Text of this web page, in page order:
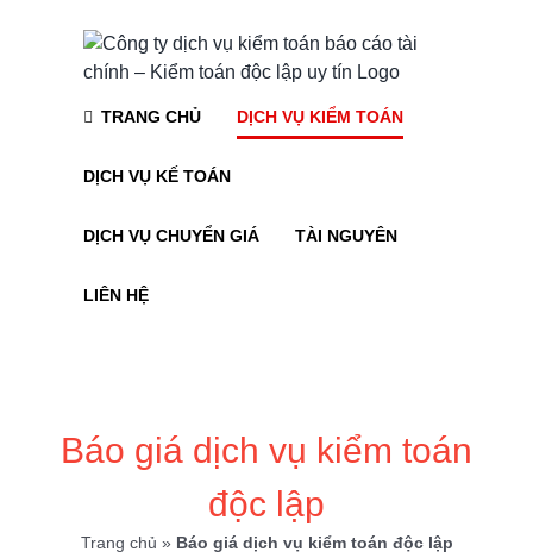
TRANG CHỦ DỊCH VỤ KIỂM TOÁN
DỊCH VỤ KẾ TOÁN
DỊCH VỤ CHUYỂN GIÁ TÀI NGUYÊN
LIÊN HỆ
Báo giá dịch vụ kiểm toán
độc lập
Trang chủ » Báo giá dịch vụ kiểm toán độc lập